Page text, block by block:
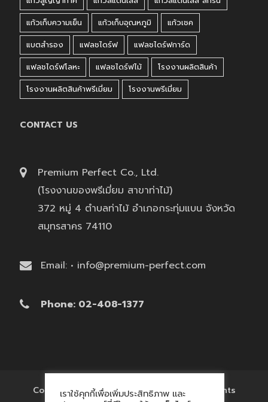
แก้วเก็บความเย็น
แก้วเก็บอุณหภูมิ
แก้วเชค
แบตสำรอง
แฟลชไดร์ฟ
แฟลชไดร์ฟการ์ด
แฟลชไดร์ฟโลหะ
แฟลชไดร์ฟไม้
โรงงานผลิตสินค้า
โรงงานผลิตสินค้าพรีเมี่ยม
โรงงานพรีเมี่ยม
CONTACT US
Premium Perfect Co., Ltd.
(โรงงานของพรีเมี่ยม สาขาท่าไม้)
372 หมู่ 4 ตำบลท่าไม้ อำเภอกระทุ่มแบน จังหวัด
สมุทรสาคร 74110
Email: • info@premium-perfect.com
Phone: 02-408-1377
Copyright © 2017 'โรงงานของพรีเมี่ยม' All Rights
เราใช้คุกกี้เพื่อเพิ่มประสิทธิภาพ และ